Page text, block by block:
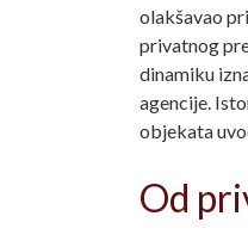
olakšavao
privatnog
dinamiku
agencije.
objekata
Od